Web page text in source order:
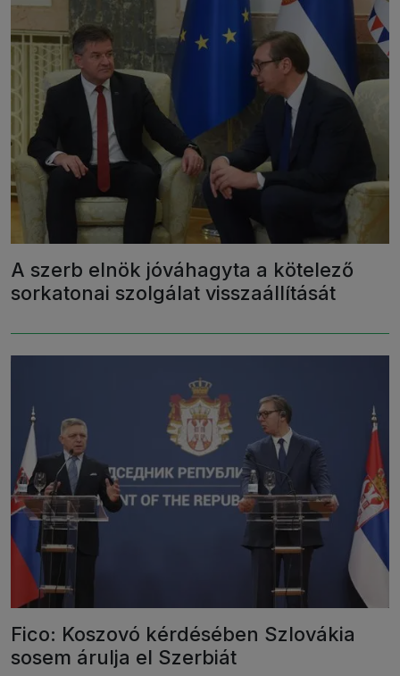
A szerb elnök jóváhagyta a kötelező
sorkatonai szolgálat visszaállítását
Fico: Koszovó kérdésében Szlovákia
sosem árulja el Szerbiát